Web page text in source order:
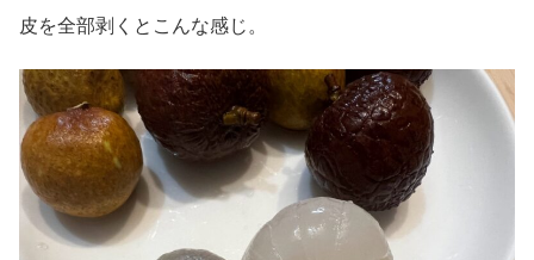
皮を全部剥くとこんな感じ。